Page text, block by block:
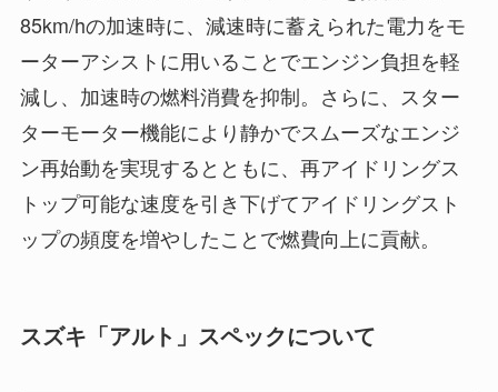
85km/hの加速時に、減速時に蓄えられた電力をモ
ーターアシストに用いることでエンジン負担を軽
減し、加速時の燃料消費を抑制。さらに、スター
ターモーター機能により静かでスムーズなエンジ
ン再始動を実現するとともに、再アイドリングス
トップ可能な速度を引き下げてアイドリングスト
ップの頻度を増やしたことで燃費向上に貢献。
スズキ「アルト」スペックについて